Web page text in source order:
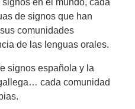
de signos que han
comunidades
de las lenguas orales.
signos española y la
cada comunidad